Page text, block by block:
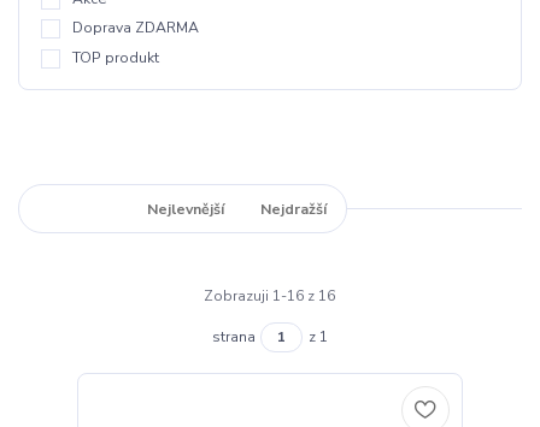
Doprava ZDARMA
TOP produkt
Nejlevnější Nejdražší
Zobrazuji 1-16 z 16
strana z 1